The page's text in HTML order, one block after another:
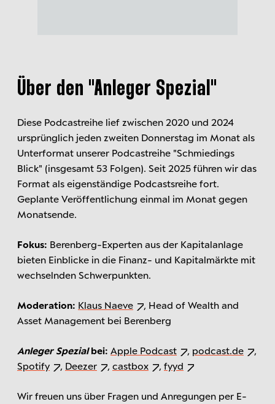
Über den "Anleger Spezial "
Diese Podcastreihe lief zwischen 2020 und 2024
ursprünglich jeden zweiten Donnerstag im Monat als
Unterformat unserer Podcastreihe "Schmiedings
Blick" (insgesamt 53 Folgen). Seit 2025 führen wir das
Format als eigenständige Podcastsreihe fort.
Geplante Veröffentlichung einmal im Monat gegen
Monatsende.
Fokus: Berenberg-Experten aus der Kapitalanlage
bieten Einblicke in die Finanz- und Kapitalmärkte mit
wechselnden Schwerpunkten.
Moderation: Klaus Naeve
, Head of Wealth and
Asset Management bei Berenberg
Anleger Spezialbei: Apple Podcast , podcast.de
,
Spotify
, Deezer , castbox , fyyd
Wir freuen uns über Fragen und Anregungen per E-